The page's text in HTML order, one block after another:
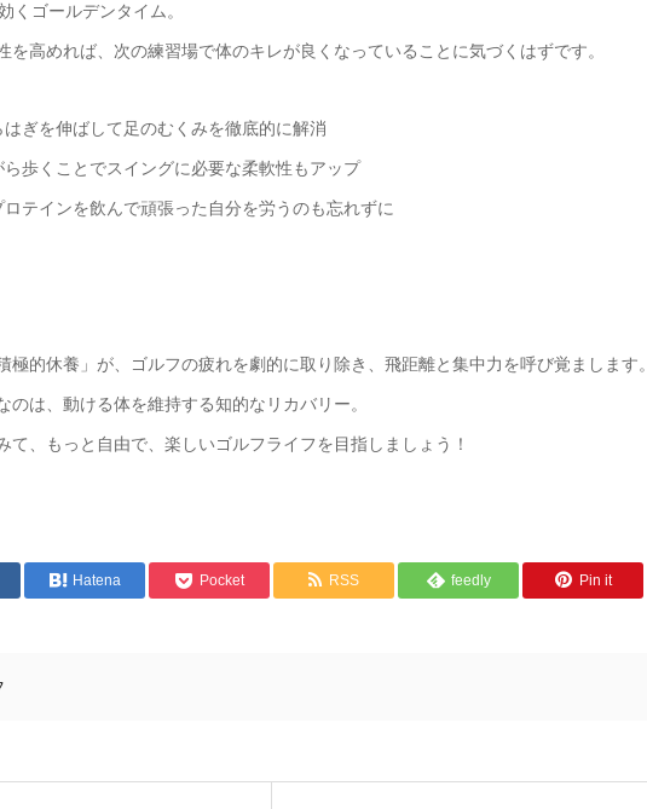
くゴールデンタイム。
を高めれば、次の練習場で体のキレが良くなっていることに気づくはずです。
はぎを伸ばして足のむくみを徹底的に解消
ら歩くことでスイングに必要な柔軟性もアップ
ロテインを飲んで頑張った自分を労うのも忘れずに
極的休養」が、ゴルフの疲れを劇的に取り除き、飛距離と集中力を呼び覚まします。
は、動ける体を維持する知的なリカバリー。
て、もっと自由で、楽しいゴルフライフを目指しましょう！
Hatena Pocket RSS feedly Pin it